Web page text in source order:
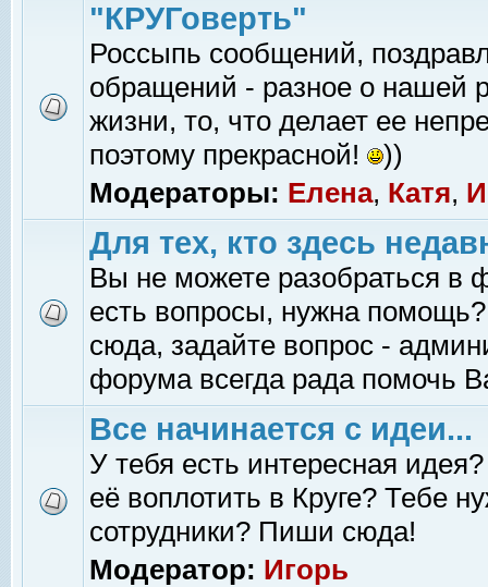
"КРУГоверть"
Россыпь сообщений,
обращений - разное о нашей
жизни, то, что делает ее
поэтому прекрасной!
))
Модераторы: Елена, Катя,
Для тех, кто здесь
Вы не можете разобраться в
есть вопросы, нужна помощь?
сюда, задайте вопрос -
форума всегда рада помочь
Все начинается с идеи...
У тебя есть интересная
её воплотить в Круге? Тебе
сотрудники? Пиши сюда!
Модератор: Игорь